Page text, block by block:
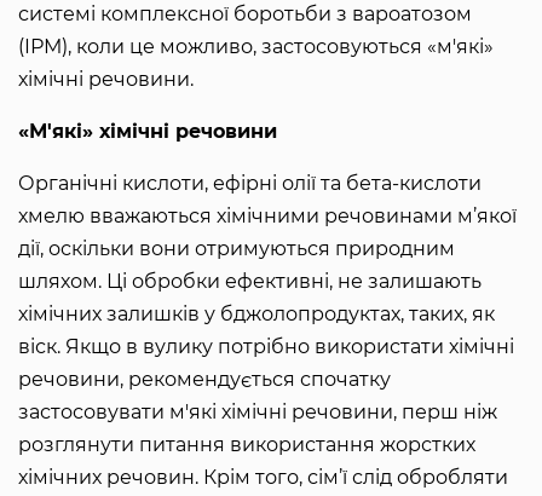
системі комплексної боротьби з вароатозом
(ІРМ), коли це можливо, застосовуються «м'які»
хімічні речовини.
«М'які» хімічні речовини
Органічні кислоти, ефірні олії та бета-кислоти
хмелю вважаються хімічними речовинами м’якої
дії, оскільки вони отримуються природним
шляхом. Ці обробки ефективні, не залишають
хімічних залишків у бджолопродуктах, таких, як
віск. Якщо в вулику потрібно використати хімічні
речовини, рекомендується спочатку
застосовувати м'які хімічні речовини, перш ніж
розглянути питання використання жорстких
хімічних речовин. Крім того, сім’ї слід обробляти